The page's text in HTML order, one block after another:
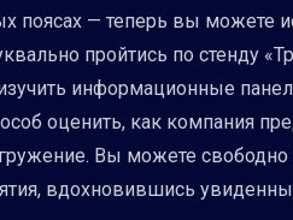
поясах — теперь вы
пройтись по стенду
информационные
оценить, как компания
Вы можете
вдохновившись